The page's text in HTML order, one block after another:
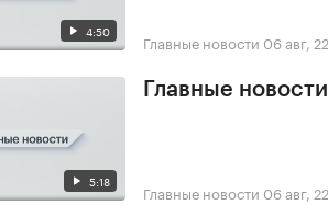
4:50 Главные новости 06 авг,
5:18
Главные
Главные новости 06 авг,